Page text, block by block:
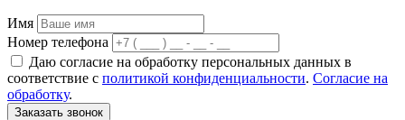
Имя
Номер телефона
Даю согласие на обработку персональных данных в
соответствие с политикой конфиденциальности. Согласие на
обработку.
Заказать звонок